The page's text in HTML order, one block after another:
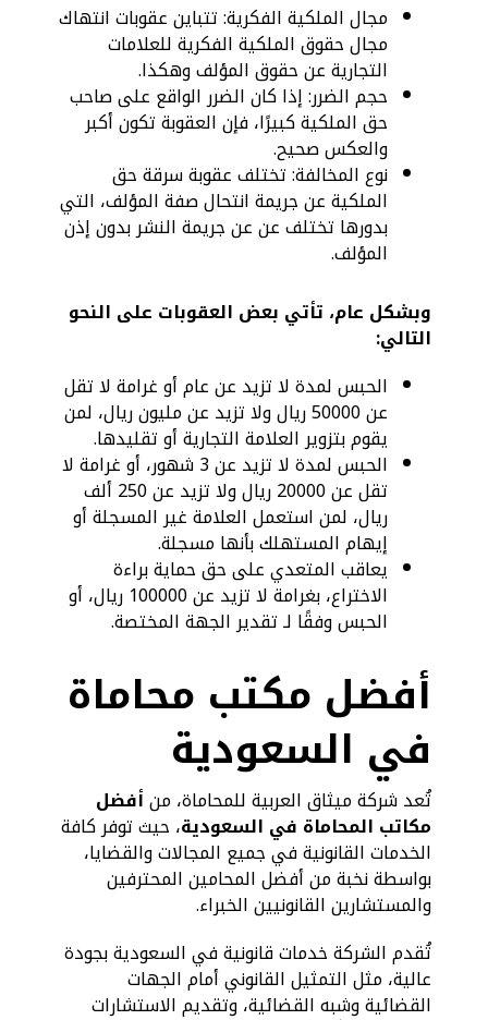
مجال الملكية الفكرية: تتباين عقوبات انتهاك
مجال حقوق الملكية الفكرية للعلامات
التجارية عن حقوق المؤلف وهكذا.
حجم الضرر: إذا كان الضرر الواقع على صاحب
حق الملكية كبيرًا، فإن العقوبة تكون أكبر
والعكس صحيح.
نوع المخالفة: تختلف عقوبة سرقة حق
الملكية عن جريمة انتحال صفة المؤلف، التي
بدورها تختلف عن عن جريمة النشر بدون إذن
المؤلف.
وبشكل عام، تأتي بعض العقوبات على النحو
التالي:
الحبس لمدة لا تزيد عن عام أو غرامة لا تقل
عن 50000 ريال ولا تزيد عن مليون ريال، لمن
يقوم بتزوير العلامة التجارية أو تقليدها.
الحبس لمدة لا تزيد عن 3 شهور، أو غرامة لا
تقل عن 20000 ريال ولا تزيد عن 250 ألف
ريال، لمن استعمل العلامة غير المسجلة أو
إيهام المستهلك بأنها مسجلة.
يعاقب المتعدي على حق حماية براءة
الاختراع، بغرامة لا تزيد عن 100000 ريال، أو
الحبس وفقًا لـ تقدير الجهة المختصة.
أفضل مكتب محاماة
في السعودية
تُعد شركة ميثاق العربية للمحاماة، منأفضل
مكاتب المحاماة في السعودية، حيث توفر كافة
الخدمات القانونية في جميع المجالات والقضايا،
بواسطة نخبة من أفضل المحامين المحترفين
والمستشارين القانونيين الخبراء.
تُقدم الشركة خدمات قانونية في السعودية بجودة
عالية، مثل التمثيل القانوني أمام الجهات
القضائية وشبه القضائية، وتقديم الاستشارات